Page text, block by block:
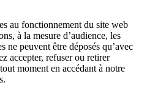
au fonctionnement du site web
à la mesure d’audience, les
ne peuvent être déposés qu’avec
accepter, refuser ou retirer
moment en accédant à notre